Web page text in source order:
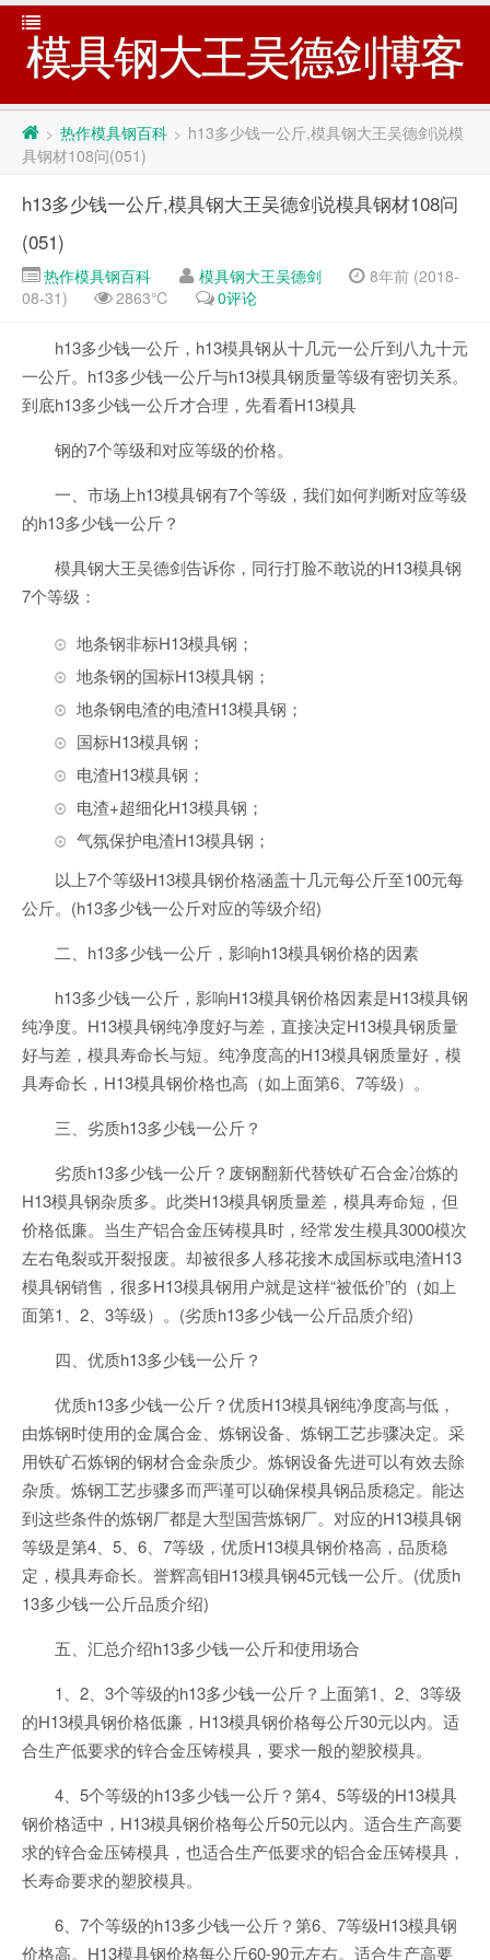
模具钢大王吴德剑博客
> 热作模具钢百科 > h13多少钱一公斤,模具钢大王吴德剑说模
具钢材108问(051)
h13多少钱一公斤,模具钢大王吴德剑说模具钢材108问
(051)
热作模具钢百科 模具钢大王吴德剑
8年前 (2018-
08-31)
2863℃ 0评论
h13多少钱一公斤，h13模具钢从十几元一公斤到八九十元
一公斤。h13多少钱一公斤与h13模具钢质量等级有密切关系。
到底h13多少钱一公斤才合理，先看看H13模具
钢的7个等级和对应等级的价格。
一、市场上h13模具钢有7个等级，我们如何判断对应等级
的h13多少钱一公斤？
模具钢大王吴德剑告诉你，同行打脸不敢说的H13模具钢
7个等级：
地条钢非标H13模具钢；
地条钢的国标H13模具钢；
地条钢电渣的电渣H13模具钢；
国标H13模具钢；
电渣H13模具钢；
电渣+超细化H13模具钢；
气氛保护电渣H13模具钢；
以上7个等级H13模具钢价格涵盖十几元每公斤至100元每
公斤。(h13多少钱一公斤对应的等级介绍)
二、h13多少钱一公斤，影响h13模具钢价格的因素
h13多少钱一公斤，影响H13模具钢价格因素是H13模具钢
纯净度。H13模具钢纯净度好与差，直接决定H13模具钢质量
好与差，模具寿命长与短。纯净度高的H13模具钢质量好，模
具寿命长，H13模具钢价格也高（如上面第6、7等级）。
三、劣质h13多少钱一公斤？
劣质h13多少钱一公斤？废钢翻新代替铁矿石合金冶炼的
H13模具钢杂质多。此类H13模具钢质量差，模具寿命短，但
价格低廉。当生产铝合金压铸模具时，经常发生模具3000模次
左右龟裂或开裂报废。却被很多人移花接木成国标或电渣H13
模具钢销售，很多H13模具钢用户就是这样“被低价”的（如上
面第1、2、3等级）。(劣质h13多少钱一公斤品质介绍)
四、优质h13多少钱一公斤？
优质h13多少钱一公斤？优质H13模具钢纯净度高与低，
由炼钢时使用的金属合金、炼钢设备、炼钢工艺步骤决定。采
用铁矿石炼钢的钢材合金杂质少。炼钢设备先进可以有效去除
杂质。炼钢工艺步骤多而严谨可以确保模具钢品质稳定。能达
到这些条件的炼钢厂都是大型国营炼钢厂。对应的H13模具钢
等级是第4、5、6、7等级，优质H13模具钢价格高，品质稳
定，模具寿命长。誉辉高钼H13模具钢45元钱一公斤。(优质h
13多少钱一公斤品质介绍)
五、汇总介绍h13多少钱一公斤和使用场合
1、2、3个等级的h13多少钱一公斤？上面第1、2、3等级
的H13模具钢价格低廉，H13模具钢价格每公斤30元以内。适
合生产低要求的锌合金压铸模具，要求一般的塑胶模具。
4、5个等级的h13多少钱一公斤？第4、5等级的H13模具
钢价格适中，H13模具钢价格每公斤50元以内。适合生产高要
求的锌合金压铸模具，也适合生产低要求的铝合金压铸模具，
长寿命要求的塑胶模具。
6、7个等级的h13多少钱一公斤？第6、7等级H13模具钢
价格高。H13模具钢价格每公斤60-90元左右。适合生产高要